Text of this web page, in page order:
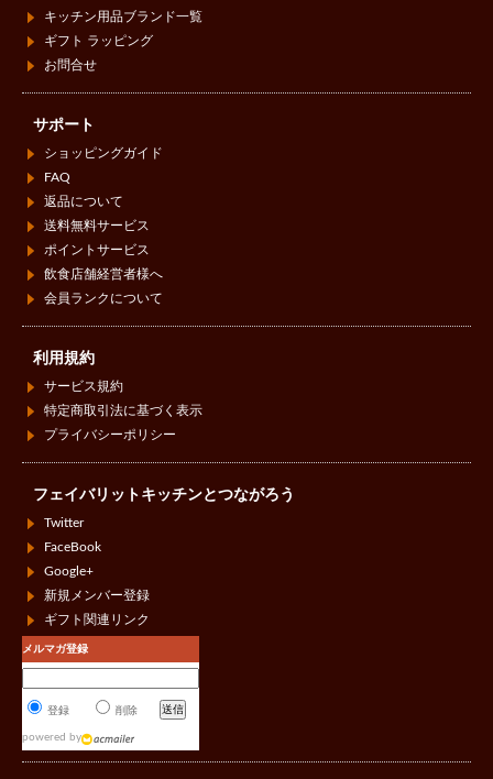
キッチン用品ブランド一覧
ギフト ラッピング
お問合せ
サポート
ショッピングガイド
FAQ
返品について
送料無料サービス
ポイントサービス
飲食店舗経営者様へ
会員ランクについて
利用規約
サービス規約
特定商取引法に基づく表示
プライバシーポリシー
フェイバリットキッチンとつながろう
Twitter
FaceBook
Google+
新規メンバー登録
ギフト関連リンク
メルマガ登録
登録 削除
powered by